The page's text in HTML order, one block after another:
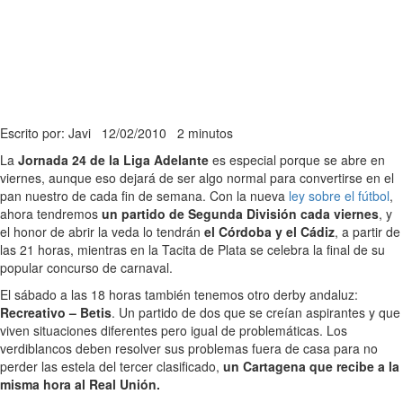
Escrito por: Javi 12/02/2010 2 minutos
La Jornada 24 de la Liga Adelante es especial porque se abre en
viernes, aunque eso dejará de ser algo normal para convertirse en el
pan nuestro de cada fin de semana. Con la nueva ley sobre el fútbol,
ahora tendremos un partido de Segunda División cada viernes, y
el honor de abrir la veda lo tendrán el Córdoba y el Cádiz, a partir de
las 21 horas, mientras en la Tacita de Plata se celebra la final de su
popular concurso de carnaval.
El sábado a las 18 horas también tenemos otro derby andaluz:
Recreativo – Betis. Un partido de dos que se creían aspirantes y que
viven situaciones diferentes pero igual de problemáticas. Los
verdiblancos deben resolver sus problemas fuera de casa para no
perder las estela del tercer clasificado, un Cartagena que recibe a la
misma hora al Real Unión.